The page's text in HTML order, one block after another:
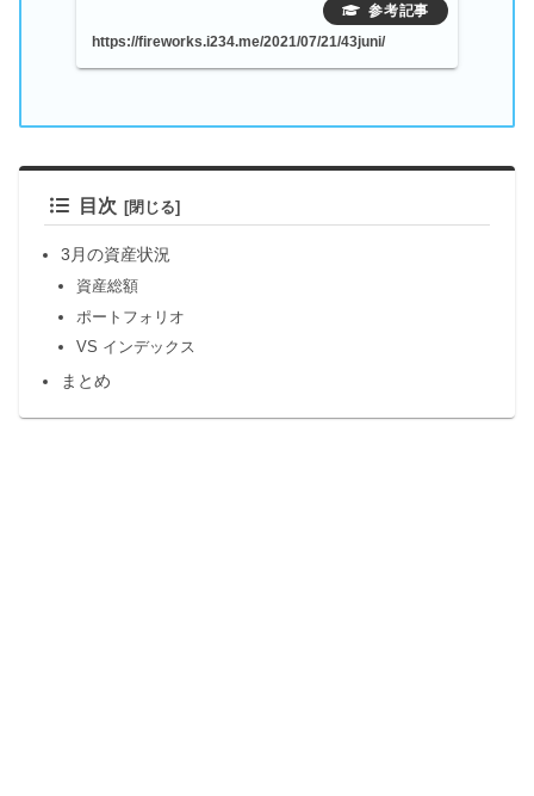
https://fireworks.i234.me/2021/07/21/43juni/
目次
3月の資産状況
資産総額
ポートフォリオ
VS インデックス
まとめ